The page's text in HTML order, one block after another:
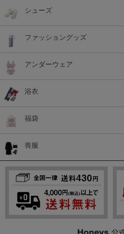
シューズ
ファッショングッズ
アンダーウェア
浴衣
福袋
喪服